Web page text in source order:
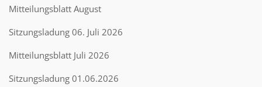
Mitteilungsblatt August
Sitzungsladung 06. Juli 2026
Mitteilungsblatt Juli 2026
Sitzungsladung 01.06.2026